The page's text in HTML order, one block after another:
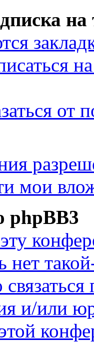
от
мои
phpBB3
нет
и/или